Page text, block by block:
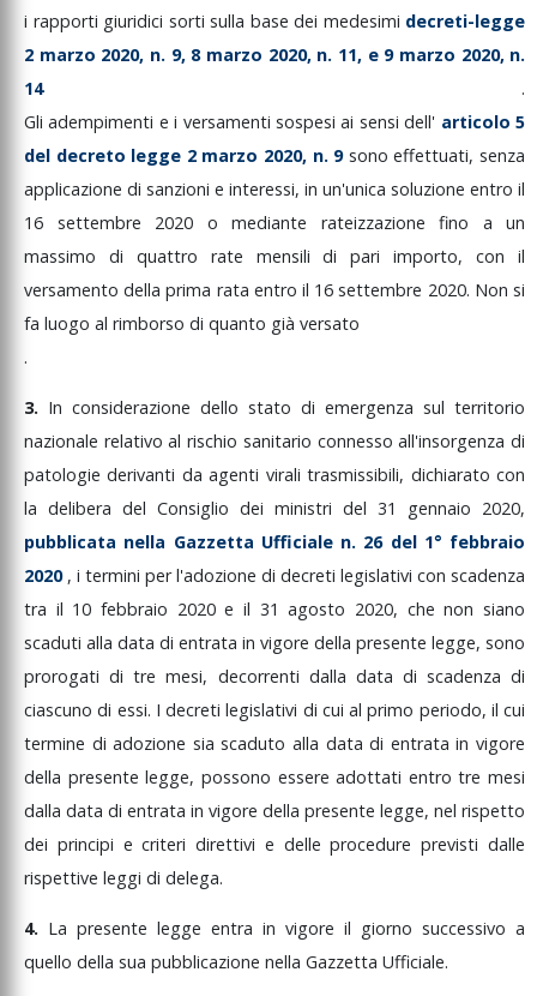
i rapporti giuridici sorti sulla base dei medesimi decreti-legge
2 marzo 2020, n. 9, 8 marzo 2020, n. 11, e 9 marzo 2020, n.
14 .
Gliadempimenti ei versamentisospesiai sensidell' articolo5
del decreto legge 2 marzo 2020, n. 9 sonoeffettuati,senza
applicazione di sanzioni e interessi, in un'unica soluzione entro il
16 settembre 2020 o mediante rateizzazione fino a un
massimo di quattro rate mensilidipariimporto,conil
versamentodellaprima rata entroil 16settembre 2020. Nonsi
fa luogo al rimborso di quanto già versato
.
3. In considerazione dello stato di emergenza sul territorio
nazionale relativoalrischio sanitario connessoall'insorgenzadi
patologiederivanti daagenti viralitrasmissibili, dichiaratocon
la delibera del Consiglio dei ministri del 31 gennaio 2020,
pubblicata nella Gazzetta Ufficiale n. 26 del 1° febbraio
2020 , i termini perl'adozione di decreti legislativi con scadenza
tra il 10febbraio 2020eil 31agosto 2020, chenonsiano
scaduti alla data di entrata in vigore della presente legge, sono
prorogatiditremesi, decorrenti dalla data di scadenzadi
ciascunodi essi. I decretilegislativi di cui alprimo periodo, il cui
termine diadozione siascadutoalla datadi entratainvigore
della presentelegge, possono essereadottati entrotre mesi
dalla data di entrata in vigore della presente legge, nel rispetto
dei principi ecriteridirettivi e delleprocedureprevistidalle
rispettive leggi di delega.
4. La presente legge entra in vigore il giorno successivo a
quello della sua pubblicazione nella Gazzetta Ufficiale.